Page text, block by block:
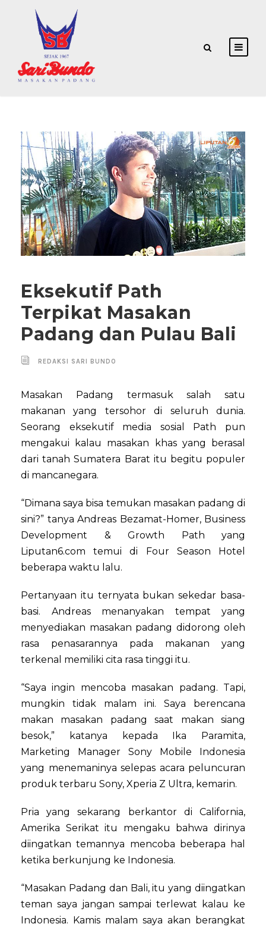
Eksekutif Path
Terpikat Masakan
Padang dan Pulau Bali
REDAKSI SARI BUNDO
Masakan Padang termasuk salah satu
makanan yang tersohor di seluruh dunia.
Seorang eksekutif media sosial Path pun
mengakui kalau masakan khas yang berasal
dari tanah Sumatera Barat itu begitu populer
di mancanegara.
“Dimana saya bisa temukan masakan padang di
sini?” tanya Andreas Bezamat-Homer, Business
Development & Growth Path yang
Liputan6.com temui di Four Season Hotel
beberapa waktu lalu.
Pertanyaan itu ternyata bukan sekedar basa-
basi. Andreas menanyakan tempat yang
menyediakan masakan padang didorong oleh
rasa penasarannya pada makanan yang
terkenal memiliki cita rasa tinggi itu.
“Saya ingin mencoba masakan padang. Tapi,
mungkin tidak malam ini. Saya berencana
makan masakan padang saat makan siang
besok,” katanya kepada Ika Paramita,
Marketing Manager Sony Mobile Indonesia
yang menemaninya selepas acara peluncuran
produk terbaru Sony, Xperia Z Ultra, kemarin.
Pria yang sekarang berkantor di California,
Amerika Serikat itu mengaku bahwa dirinya
diingatkan temannya mencoba beberapa hal
ketika berkunjung ke Indonesia.
“Masakan Padang dan Bali, itu yang diingatkan
teman saya jangan sampai terlewat kalau ke
Indonesia. Kamis malam saya akan berangkat